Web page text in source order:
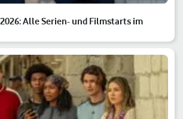
Alle Serien- und Filmstarts im